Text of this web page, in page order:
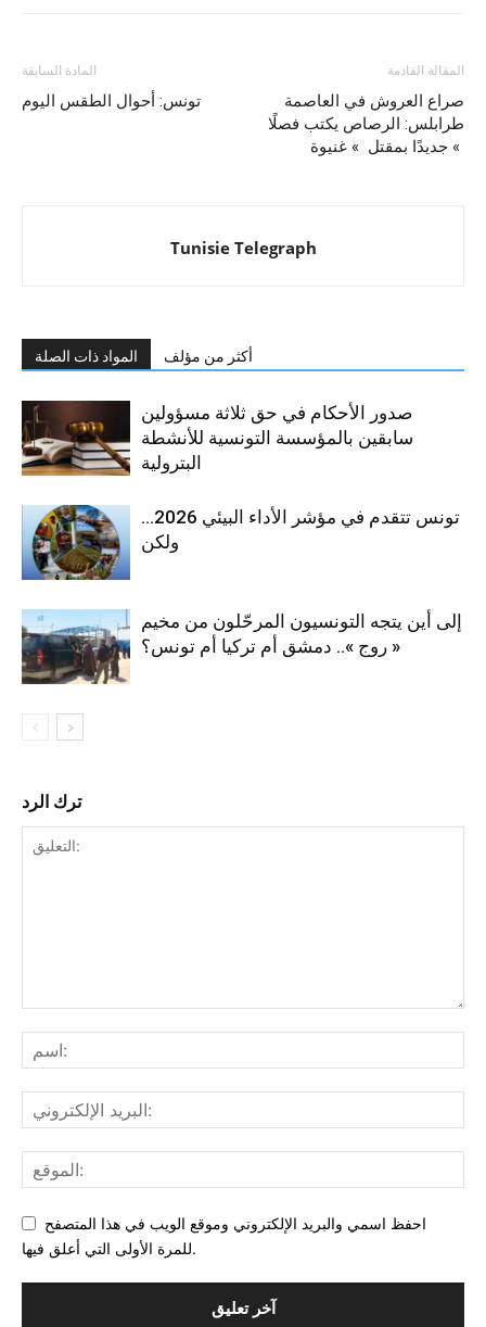
المادة السابقة
تونس: أحوال الطقس اليوم
المقالة القادمة
صراع العروش في العاصمة
طرابلس: الرصاص يكتب فصلًا
جديدًا بمقتل » غنيوة «
Tunisie Telegraph
المواد ذات الصلة أكثر من مؤلف
صدور الأحكام في حق ثلاثة مسؤولين
سابقين بالمؤسسة التونسية للأنشطة
البترولية
تونس تتقدم في مؤشر الأداء البيئي 2026…
ولكن
إلى أين يتجه التونسيون المرحّلون من مخيم
« روج ».. دمشق أم تركيا أم تونس؟
ترك الرد
احفظ اسمي والبريد الإلكتروني وموقع الويب في هذا المتصفح
للمرة الأولى التي أعلق فيها.